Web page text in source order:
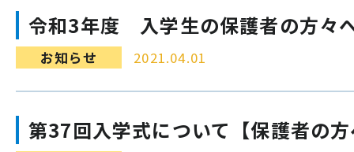
令和3年度 入学生の保護者の方々
お知らせ 2021.04.01
第37回入学式について【保護者の